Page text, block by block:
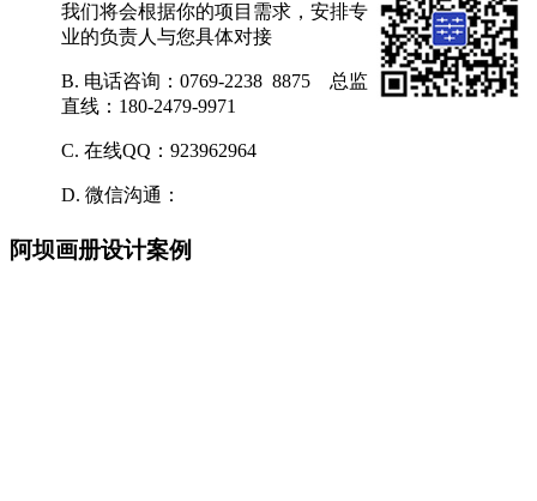
我们将会根据你的项目需求，安排专
业的负责人与您具体对接
B. 电话咨询：0769-2238 8875 总监
直线：180-2479-9971
C. 在线QQ：923962964
D. 微信沟通：
阿坝画册设计案例